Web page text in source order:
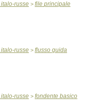
italo-russe > file principale
italo-russe > flusso guida
italo-russe > fondente basico